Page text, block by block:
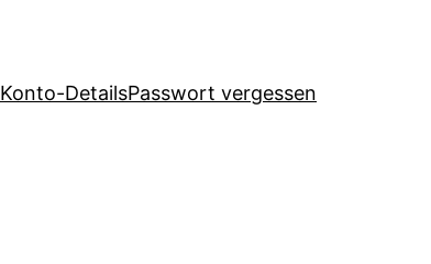
Konto-DetailsPasswort vergessen